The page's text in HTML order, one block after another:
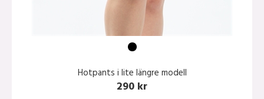
Hotpants i lite längre modell
290 kr